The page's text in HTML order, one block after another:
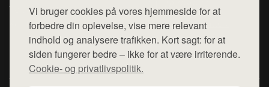
Vi bruger cookies på vores hjemmeside for at
forbedre din oplevelse, vise mere relevant
indhold og analysere trafikken. Kort sagt: for at
siden fungerer bedre – ikke for at være irriterende.
Cookie- og privatlivspolitik.
Top Rabatter
Kontakt
Mail: hej@want.dk
Cookie- og privatlivspolitik